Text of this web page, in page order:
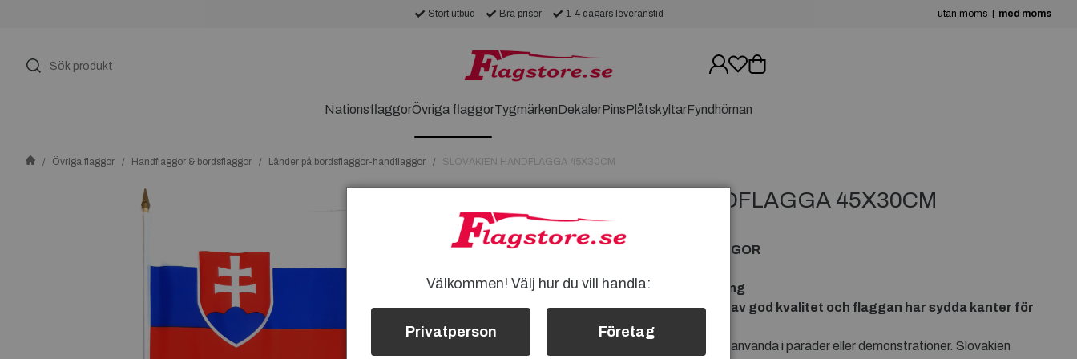
utan moms med moms
Stort utbud Bra priser 1-4 dagars leveranstid
NationsflaggorÖvriga flaggorTygmärkenDekalerPinsPlåtskyltarFyndhörnan
Övriga flaggor Handflaggor & bordsflaggor Länder på bordsflaggor-handflaggor SLOVAKIEN HANDFLAGGA 45X30CM
SLOVAKIEN HANDFLAGGA 45X30CM
SLOVAKIEN HANDFLAGGA
FINA SLOVAKIEN HANDFLAGGOR
Träpinnen: Totalt Ca 62cm lång
Flaggväven är i polyestertyg av god kvalitet och flaggan har sydda kanter för
extra hållbarhet
Slovakien handflagga kan du tex använda i parader eller demonstrationer. Slovakien
Välkommen! Välj hur du vill handla:
Privatperson Företag